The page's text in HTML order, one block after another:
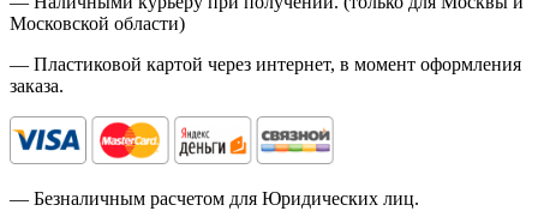
Московской области)
— Пластиковой картой через интернет, в момент оформления
заказа.
— Безналичным расчетом для Юридических лиц.